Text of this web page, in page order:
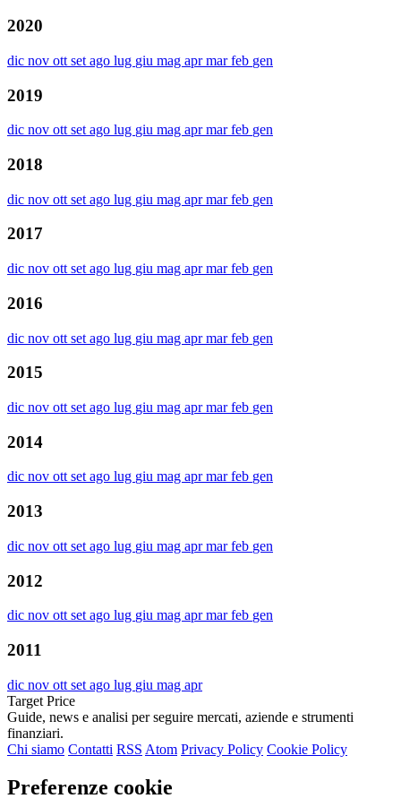
2020
dic nov ott set ago lug giu mag aprmarfeb gen
2019
dic nov ott set ago lug giu mag aprmarfeb gen
2018
dic nov ott set ago lug giu mag aprmarfeb gen
2017
dic nov ott set ago lug giu mag aprmarfeb gen
2016
dic nov ott set ago lug giu mag aprmarfeb gen
2015
dic nov ott set ago lug giu mag aprmarfeb gen
2014
dic nov ottsetago lug giu mag aprmarfeb gen
2013
dic nov ott set ago lug giu mag aprmarfeb gen
2012
dic nov ott set ago lug giu mag aprmarfeb gen
2011
dic nov ott set ago lug giu mag apr
Target Price
Guide, news e analisi per seguire mercati, aziende e strumenti
finanziari.
Chi siamo Contatti RSS Atom Privacy Policy Cookie Policy
Preferenze cookie